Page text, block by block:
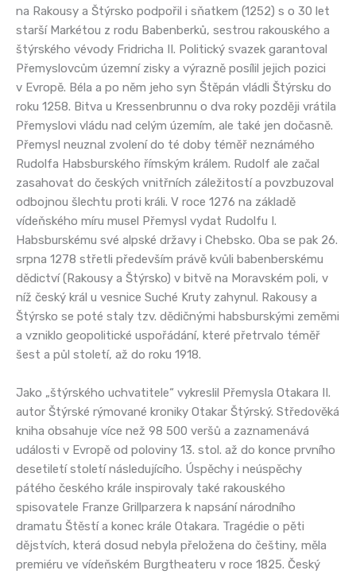
na Rakousy a Štýrsko podpořil i sňatkem (1252) s o 30 let
starší Markétou z rodu Babenberků, sestrou rakouského a
štýrského vévody Fridricha II. Politický svazek garantoval
Přemyslovcům územní zisky a výrazně posílil jejich pozici
v Evropě. Béla a po něm jeho syn Štěpán vládli Štýrsku do
roku 1258. Bitva u Kressenbrunnu o dva roky později vrátila
Přemyslovi vládu nad celým územím, ale také jen dočasně.
Přemysl neuznal zvolení do té doby téměř neznámého
Rudolfa Habsburského římským králem. Rudolf ale začal
zasahovat do českých vnitřních záležitostí a povzbuzoval
odbojnou šlechtu proti králi. V roce 1276 na základě
vídeňského míru musel Přemysl vydat Rudolfu I.
Habsburskému své alpské državy i Chebsko. Oba se pak 26.
srpna 1278 střetli především právě kvůli babenberskému
dědictví (Rakousy a Štýrsko) v bitvě na Moravském poli, v
níž český král u vesnice Suché Kruty zahynul. Rakousy a
Štýrsko se poté staly tzv. dědičnými habsburskými zeměmi
a vzniklo geopolitické uspořádání, které přetrvalo téměř
šest a půl století, až do roku 1918.
Jako „štýrského uchvatitele“ vykreslil Přemysla Otakara II.
autor Štýrské rýmované kroniky Otakar Štýrský. Středověká
kniha obsahuje více než 98 500 veršů a zaznamenává
události v Evropě od poloviny 13. stol. až do konce prvního
desetiletí století následujícího. Úspěchy i neúspěchy
pátého českého krále inspirovaly také rakouského
spisovatele Franze Grillparzera k napsání národního
dramatu Štěstí a konec krále Otakara. Tragédie o pěti
dějstvích, která dosud nebyla přeložena do češtiny, měla
premiéru ve vídeňském Burgtheateru v roce 1825. Český